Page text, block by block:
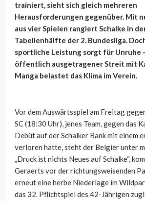
trainiert, sieht sich gleich mehreren
Herausforderungen gegenüber. Mit
aus vier Spielen rangiert Schalke in
Tabellenhälfte der 2. Bundesliga.
sportliche Leistung sorgt für Unruhe
öffentlich ausgetragener Streit mit
Manga belastet das Klima im Verein.
Vor dem Auswärtsspiel am Freitag
SC (18:30 Uhr), jenes Team, gegen das
Debüt auf der Schalker Bank mit einem
verloren hatte, steht der Belgier unter
„Druck ist nichts Neues auf Schalke“,
Geraerts vor der richtungsweisenden
erneut eine herbe Niederlage im
das 32. Pflichtspiel des 42-Jährigen